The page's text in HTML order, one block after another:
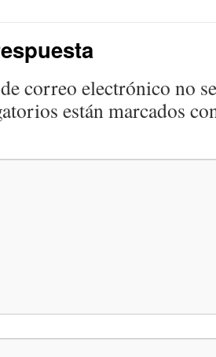
correo electrónico no
están marcados